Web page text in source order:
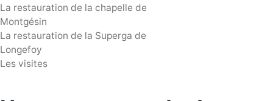
La restauration de la chapelle de
Montgésin
La restauration de la Superga de
Longefoy
Les visites